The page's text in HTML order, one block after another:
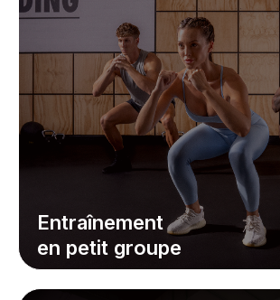
Entraînement
en petit groupe